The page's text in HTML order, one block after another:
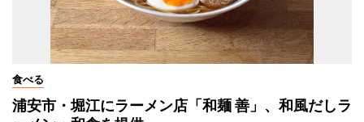
食べる
浦安市・堀江にラーメン店「和麺 善」、和風だしラ